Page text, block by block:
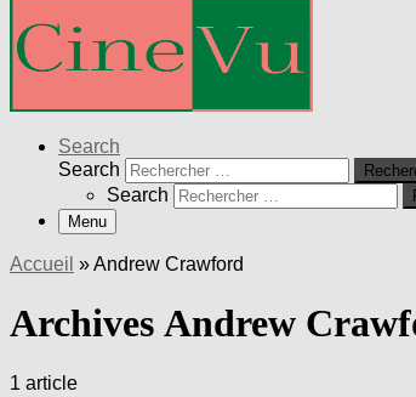
Search
Search
Search
Menu
Accueil »Andrew Crawford
Archives Andrew
1 article